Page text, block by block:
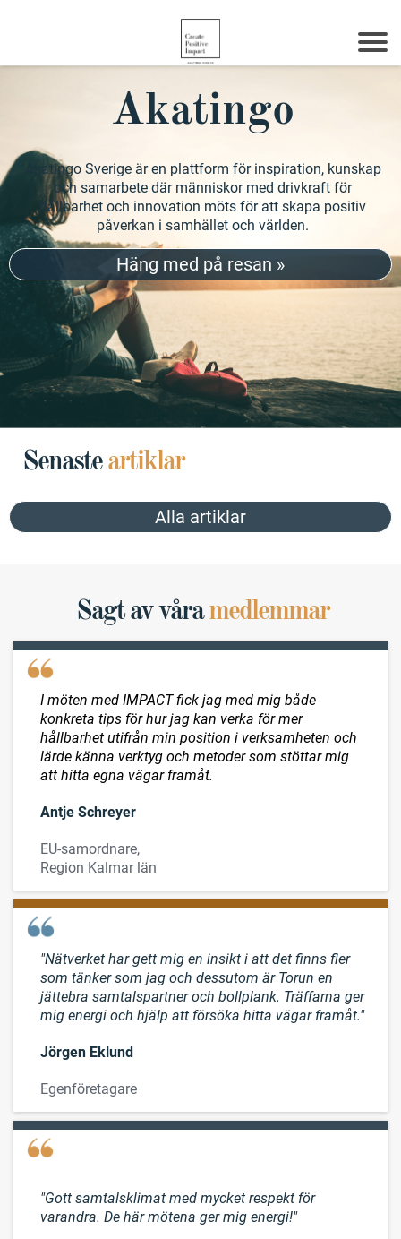
Akatingo
Akatingo Sverige är en plattform för inspiration, kunskap
och samarbete där människor med drivkraft för
hållbarhet och innovation möts för att skapa positiv
påverkan i samhället och världen.
Häng med på resan »
Senaste artiklar
Alla artiklar
Sagt av våramedlemmar
I möten med IMPACT fick jag med mig både
konkreta tips för hur jag kan verka för mer
hållbarhet utifrån min position i verksamheten och
lärde känna verktyg och metoder som stöttar mig
att hitta egna vägar framåt.
Antje Schreyer
EU-samordnare,
Region Kalmar län
"Nätverket har gett mig en insikt i att det finns fler
som tänker som jag och dessutom är Torun en
jättebra samtalspartner och bollplank. Träffarna ger
mig energi och hjälp att försöka hitta vägar framåt."
Jörgen Eklund
Egenföretagare
"Gott samtalsklimat med mycket respekt för
varandra. De här mötena ger mig energi!"